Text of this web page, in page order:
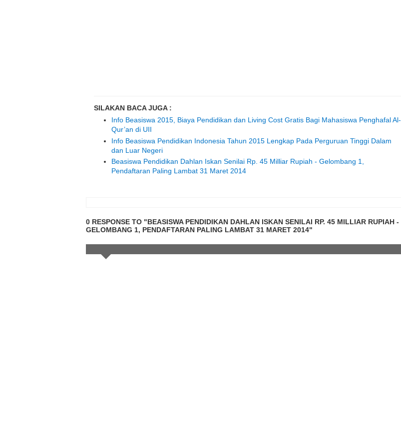
SILAKAN BACA JUGA :
Info Beasiswa 2015, Biaya Pendidikan dan Living Cost Gratis Bagi Mahasiswa Penghafal Al-
Qur’an di UII
Info Beasiswa Pendidikan Indonesia Tahun 2015 Lengkap Pada Perguruan Tinggi Dalam
dan Luar Negeri
Beasiswa Pendidikan Dahlan Iskan Senilai Rp. 45 Milliar Rupiah - Gelombang 1,
Pendaftaran Paling Lambat 31 Maret 2014
0 RESPONSE TO "BEASISWA PENDIDIKAN DAHLAN ISKAN SENILAI RP. 45 MILLIAR RUPIAH -
GELOMBANG 1, PENDAFTARAN PALING LAMBAT 31 MARET 2014"